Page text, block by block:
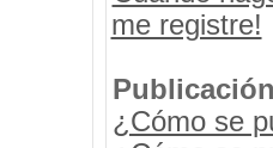
me registre!
¿Cómo se